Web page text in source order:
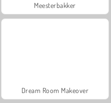
Meesterbakker
Dream Room Makeover